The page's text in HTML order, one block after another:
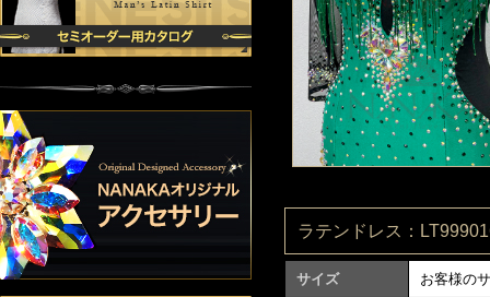
ラテンドレス：
サイズ お客様の